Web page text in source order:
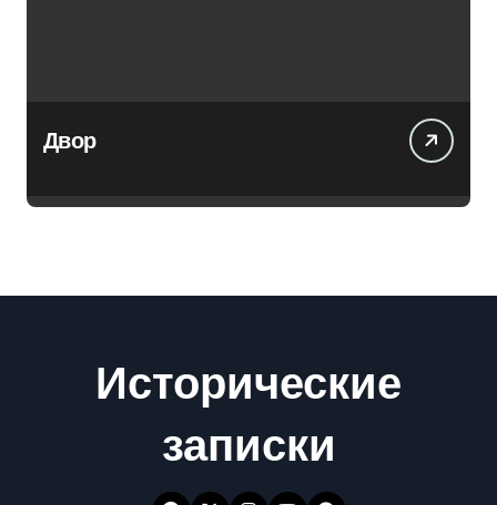
Двор
Исторические
записки